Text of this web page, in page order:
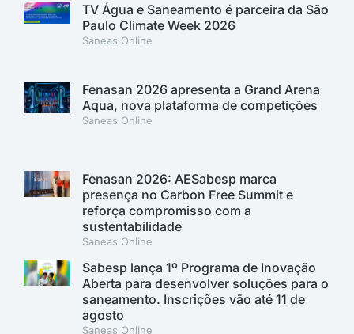
TV Água e Saneamento é parceira da São
Paulo Climate Week 2026
Saneas Online
Fenasan 2026 apresenta a Grand Arena
Aqua, nova plataforma de competições
Saneas Online
Fenasan 2026: AESabesp marca
presença no Carbon Free Summit e
reforça compromisso com a
sustentabilidade
Saneas Online
Sabesp lança 1º Programa de Inovação
Aberta para desenvolver soluções para o
saneamento. Inscrições vão até 11 de
agosto
Saneas Online